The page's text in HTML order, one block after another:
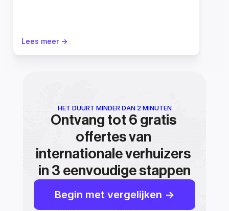
Lees meer ->
HET DUURT MINDER DAN 2 MINUTEN
Ontvang tot 6 gratis
offertes van
internationale verhuizers
in 3 eenvoudige stappen
Begin met vergelijken ->